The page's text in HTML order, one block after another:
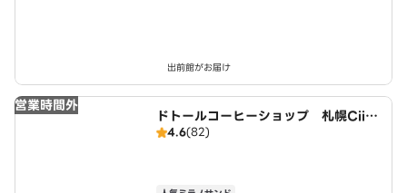
出前館がお届け
営業時間外
ドトールコーヒーショップ 札幌CiiN
A CiiNA福住店
4.6(82)